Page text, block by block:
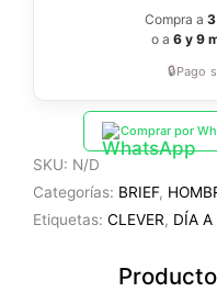
Compra a
o a 6 y 9
🔒Pago
Comprar por
SKU: N/D
Categorías: BRIEF,
Etiquetas: CLEVER, DÍA A